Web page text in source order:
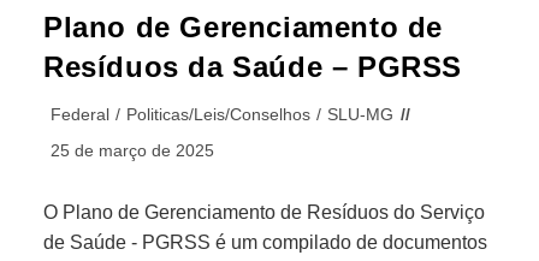
Plano de Gerenciamento de
Resíduos da Saúde – PGRSS
Federal / Politicas/Leis/Conselhos / SLU-MG
25 de março de 2025
O Plano de Gerenciamento de Resíduos do Serviço
de Saúde - PGRSS é um compilado de documentos